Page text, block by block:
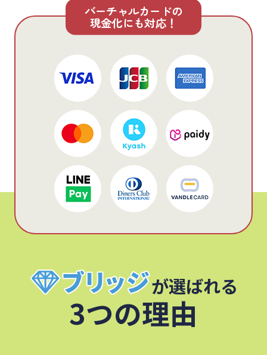
バーチャルカードの
現金化にも対応！
が選ばれる
3つの理由